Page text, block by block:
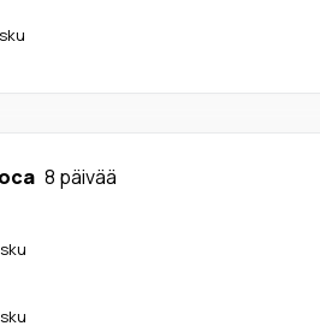
8 päivää